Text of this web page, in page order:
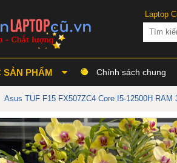
Laptop
SẢN PHẨM Chính sách chung
Asus TUF F15 FX507ZC4 Core I5-12500H